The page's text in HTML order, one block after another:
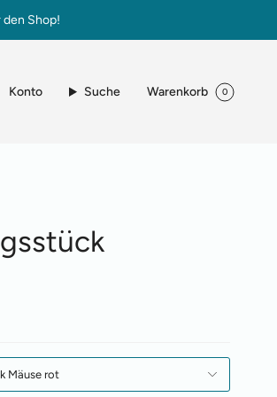
Shop!
Konto Suche Warenkorb 0
Mäuse rot